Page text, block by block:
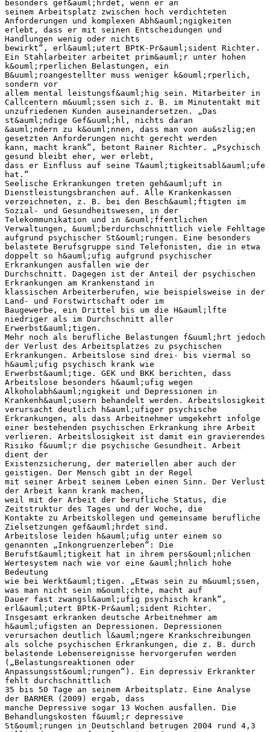
besonders gef&auml;hrdet, wenn er an
seinem Arbeitsplatz zwischen hoch verdichteten
Anforderungen und komplexen Abh&auml;ngigkeiten
erlebt, dass er mit seinen Entscheidungen und
Handlungen wenig oder nichts
bewirkt“, erl&auml;utert BPtK-Pr&auml;sident Richter.
Ein Stahlarbeiter arbeitet prim&auml;r unter hohen
k&ouml;rperlichen Belastungen, ein
B&uuml;roangestellter muss weniger k&ouml;rperlich,
sondern vor
allem mental leistungsf&auml;hig sein. Mitarbeiter in
Callcentern m&uuml;ssen sich z. B. im Minutentakt mit
unzufriedenen Kunden auseinandersetzen. „Das
st&auml;ndige Gef&uuml;hl, nichts daran
&auml;ndern zu k&ouml;nnen, dass man von au&szlig;en
gesetzten Anforderungen nicht gerecht werden
kann, macht krank“, betont Rainer Richter. „Psychisch
gesund bleibt eher, wer erlebt,
dass er Einfluss auf seine T&auml;tigkeitsabl&auml;ufe
hat.“
Seelische Erkrankungen treten geh&auml;uft in
Dienstleistungsbranchen auf. Alle Krankenkassen
verzeichneten, z. B. bei den Besch&auml;ftigten im
Sozial- und Gesundheitswesen, in der
Telekommunikation und in &ouml;ffentlichen
Verwaltungen, &uuml;berdurchschnittlich viele Fehltage
aufgrund psychischer St&ouml;rungen. Eine besonders
belastete Berufsgruppe sind Telefonisten, die in etwa
doppelt so h&auml;ufig aufgrund psychischer
Erkrankungen ausfallen wie der
Durchschnitt. Dagegen ist der Anteil der psychischen
Erkrankungen am Krankenstand in
klassischen Arbeiterberufen, wie beispielsweise in der
Land- und Forstwirtschaft oder im
Baugewerbe, ein Drittel bis um die H&auml;lfte
niedriger als im Durchschnitt aller
Erwerbst&auml;tigen.
Mehr noch als berufliche Belastungen f&uuml;hrt jedoch
der Verlust des Arbeitsplatzes zu psychischen
Erkrankungen. Arbeitslose sind drei- bis viermal so
h&auml;ufig psychisch krank wie
Erwerbst&auml;tige. GEK und BKK berichten, dass
Arbeitslose besonders h&auml;ufig wegen
Alkoholabh&auml;ngigkeit und Depressionen in
Krankenh&auml;usern behandelt werden. Arbeitslosigkeit
verursacht deutlich h&auml;ufiger psychische
Erkrankungen, als dass Arbeitnehmer umgekehrt infolge
einer bestehenden psychischen Erkrankung ihre Arbeit
verlieren. Arbeitslosigkeit ist damit ein gravierendes
Risiko f&uuml;r die psychische Gesundheit. Arbeit
dient der
Existenzsicherung, der materiellen aber auch der
geistigen. Der Mensch gibt in der Regel
mit seiner Arbeit seinem Leben einen Sinn. Der Verlust
der Arbeit kann krank machen,
weil mit der Arbeit der berufliche Status, die
Zeitstruktur des Tages und der Woche, die
Kontakte zu Arbeitskollegen und gemeinsame berufliche
Zielsetzungen gef&auml;hrdet sind.
Arbeitslose leiden h&auml;ufig unter einem so
genannten „Inkongruenzerleben“: Die
Berufst&auml;tigkeit hat in ihrem pers&ouml;nlichen
Wertesystem nach wie vor eine &auml;hnlich hohe
Bedeutung
wie bei Werkt&auml;tigen. „Etwas sein zu m&uuml;ssen,
was man nicht sein m&ouml;chte, macht auf
Dauer fast zwangsl&auml;ufig psychisch krank“,
erl&auml;utert BPtK-Pr&auml;sident Richter.
Insgesamt erkranken deutsche Arbeitnehmer am
h&auml;ufigsten an Depressionen. Depressionen
verursachen deutlich l&auml;ngere Krankschreibungen
als solche psychischen Erkrankungen, die z. B. durch
belastende Lebensereignisse hervorgerufen werden
(„Belastungsreaktionen oder
Anpassungsst&ouml;rungen“). Ein depressiv Erkrankter
fehlt durchschnittlich
35 bis 50 Tage an seinem Arbeitsplatz. Eine Analyse
der BARMER (2009) ergab, dass
manche Depressive sogar 13 Wochen ausfallen. Die
Behandlungskosten f&uuml;r depressive
St&ouml;rungen in Deutschland betrugen 2004 rund 4,3